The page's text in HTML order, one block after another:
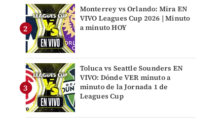
Monterrey vs Orlando: Mira EN
VIVO Leagues Cup 2026 | Minuto
a minuto HOY
Toluca vs Seattle Sounders EN
VIVO: Dónde VER minuto a
minuto de la Jornada 1 de
Leagues Cup